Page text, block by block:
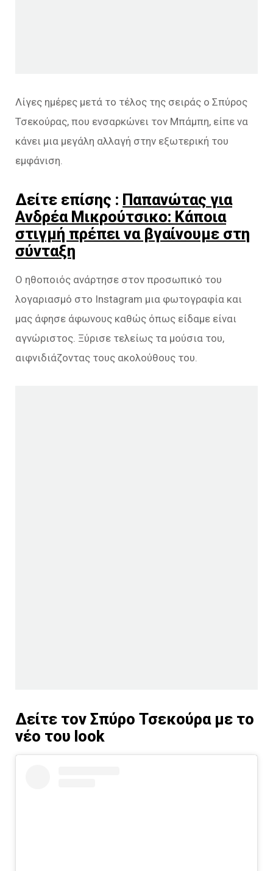
Λίγες ημέρες μετά το τέλος της σειράς ο Σπύρος
Τσεκούρας, που ενσαρκώνει τον Μπάμπη, είπε να
κάνει μια μεγάλη αλλαγή στην εξωτερική του
εμφάνιση.
Δείτε επίσης : Παπανώτας για
Ανδρέα Μικρούτσικο: Κάποια
στιγμή πρέπει να βγαίνουμε στη
σύνταξη
Ο ηθοποιός ανάρτησε στον προσωπικό του
λογαριασμό στο Instagram μια φωτογραφία και
μας άφησε άφωνους καθώς όπως είδαμε είναι
αγνώριστος. Ξύρισε τελείως τα μούσια του,
αιφνιδιάζοντας τους ακολούθους του.
Δείτε τον Σπύρο Τσεκούρα με το
νέο του look